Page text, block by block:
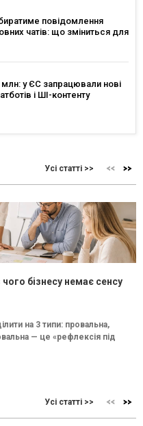
повідомлення
чатів: що зміниться для
у ЄС запрацювали нові
і ШІ-контенту
Усі статті >>
бізнесу немає сенсу
на 3 типи: провальна,
— це «рефлексія під
Усі статті >>